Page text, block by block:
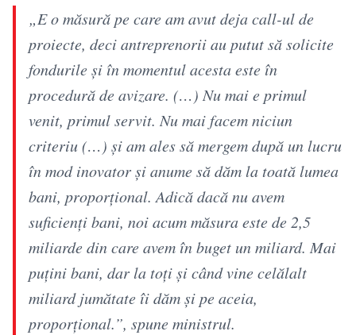
„E o măsură pe care am avut deja call-ul de
proiecte, deci antreprenorii au putut să solicite
fondurile şi în momentul acesta este în
procedură de avizare. (…) Nu mai e primul
venit, primul servit. Nu mai facem niciun
criteriu (…) şi am ales să mergem după un lucru
în mod inovator şi anume să dăm la toată lumea
bani, proporţional. Adică dacă nu avem
suficienţi bani, noi acum măsura este de 2,5
miliarde din care avem în buget un miliard. Mai
puţini bani, dar la toţi şi când vine celălalt
miliard jumătate îi dăm şi pe aceia,
proporţional.”, spune ministrul.